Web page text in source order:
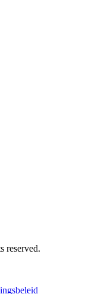
reserved.